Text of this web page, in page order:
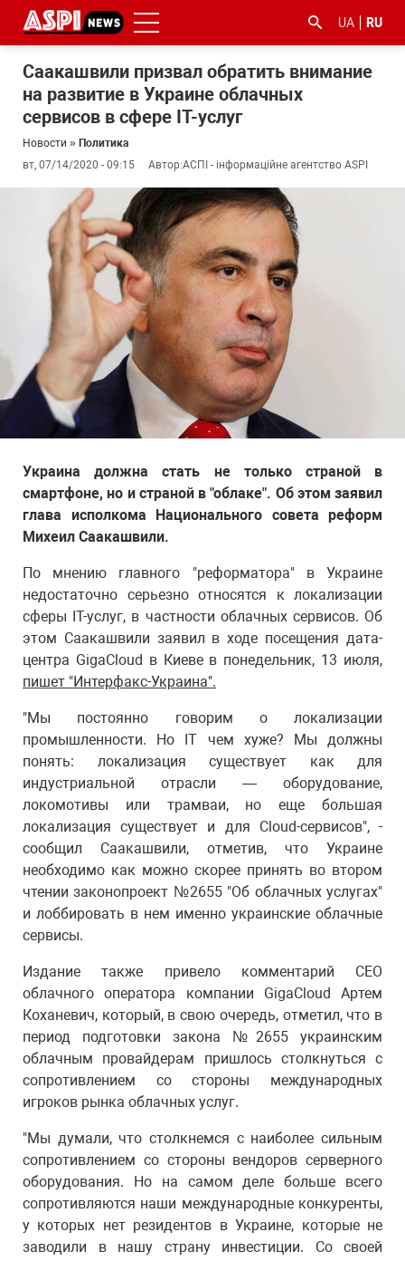
UA RU
Саакашвили призвал обратить внимание
на развитие в Украине облачных
сервисов в сфере IТ-услуг
Новости » Политика
вт, 07/14/2020 - 09:15
Автор:АСПІ - інформаційне агентство ASPI
Украина должна стать не только страной в
смартфоне, но и страной в "облаке". Об этом заявил
глава исполкома Национального совета реформ
Михеил Саакашвили.
По мнению главного "реформатора" в Украине
недостаточно серьезно относятся к локализации
сферы IТ-услуг, в частности облачных сервисов. Об
этом Саакашвили заявил в ходе посещения дата-
центра GigaCloud в Киеве в понедельник, 13 июля,
пишет "Интерфакс-Украина".
"Мы постоянно говорим о локализации
промышленности. Но IT чем хуже? Мы должны
понять: локализация существует как для
индустриальной отрасли — оборудование,
локомотивы или трамваи, но еще большая
локализация существует и для Cloud-сервисов", -
сообщил Саакашвили, отметив, что Украине
необходимо как можно скорее принять во втором
чтении законопроект №2655 "Об облачных услугах"
и лоббировать в нем именно украинские облачные
сервисы.
Издание также привело комментарий СЕО
облачного оператора компании GigaCloud Артем
Коханевич, который, в свою очередь, отметил, что в
период подготовки закона №2655 украинским
облачным провайдерам пришлось столкнуться с
сопротивлением со стороны международных
игроков рынка облачных услуг.
"Мы думали, что столкнемся с наиболее сильным
сопротивлением со стороны вендоров серверного
оборудования. Но на самом деле больше всего
сопротивляются наши международные конкуренты,
у которых нет резидентов в Украине, которые не
заводили в нашу страну инвестиции. Со своей
#боротьба
з
корупцією
#гфс #Киев #коронавірус